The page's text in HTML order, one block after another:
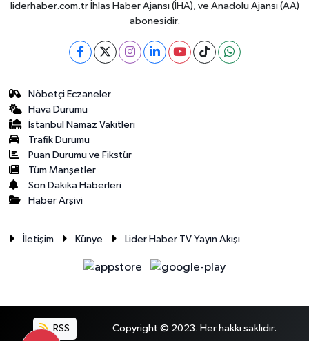
liderhaber.com.tr İhlas Haber Ajansı (İHA), ve Anadolu Ajansı (AA)
abonesidir.
Nöbetçi Eczaneler
Hava Durumu
İstanbul Namaz Vakitleri
Trafik Durumu
Puan Durumu ve Fikstür
Tüm Manşetler
Son Dakika Haberleri
Haber Arşivi
İletişim Künye Lider Haber TV Yayın Akışı
RSS Copyright © 2023. Her hakkı saklıdır.